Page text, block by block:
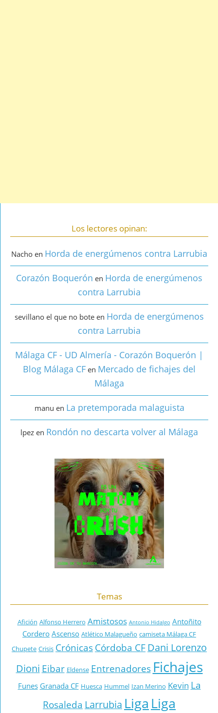
Los lectores opinan:
Nacho en Horda de energúmenos contra Larrubia
Corazón Boquerón en Horda de energúmenos
contra Larrubia
sevillano el que no bote en Horda de energúmenos
contra Larrubia
Málaga CF - UD Almería - Corazón Boquerón |
Blog Málaga CF en Mercado de fichajes del
Málaga
manu en La pretemporada malaguista
lpez en Rondón no descarta volver al Málaga
Temas
Afición Alfonso Herrero Amistosos Antonio Hidalgo Antoñito
CorderoAscenso Atlético Malagueño camiseta Málaga CF
Chupete Crisis Crónicas Córdoba CF Dani Lorenzo
Dioni Eibar Eldense Entrenadores Fichajes
Funes Granada CF Huesca Hummel Izan Merino Kevin La
Rosaleda Larrubia Liga Liga